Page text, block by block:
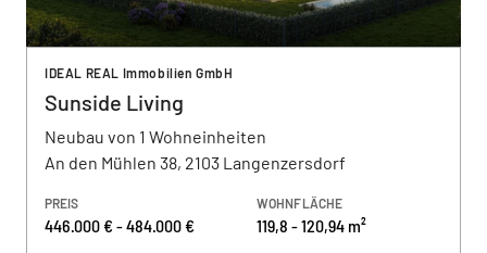
IDEAL REAL Immobilien GmbH
Sunside Living
Neubau von 1 Wohneinheiten
An den Mühlen 38, 2103 Langenzersdorf
PREIS
446.000 € - 484.000 €
WOHNFLÄCHE
119,8 - 120,94 m²